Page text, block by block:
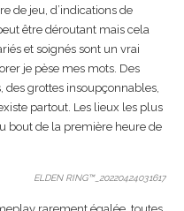
de jeu, d’indications de
être déroutant mais cela
et soignés sont un vrai
je pèse mes mots. Des
des grottes insoupçonnables,
partout. Les lieux les plus
bout de la première heure de
ELDEN RING™_20220424031617